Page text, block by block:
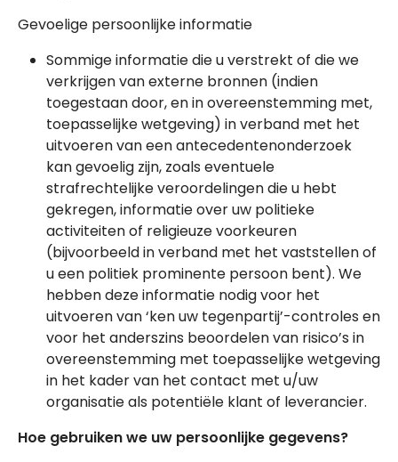
Gevoelige persoonlijke informatie
Sommige informatie die u verstrekt of die we
verkrijgen van externe bronnen (indien
toegestaan door, en in overeenstemming met,
toepasselijke wetgeving) in verband met het
uitvoeren van een antecedentenonderzoek
kan gevoelig zijn, zoals eventuele
strafrechtelijke veroordelingen die u hebt
gekregen, informatie over uw politieke
activiteiten of religieuze voorkeuren
(bijvoorbeeld in verband met het vaststellen of
u een politiek prominente persoon bent). We
hebben deze informatie nodig voor het
uitvoeren van ‘ken uw tegenpartij’-controles en
voor het anderszins beoordelen van risico’s in
overeenstemming met toepasselijke wetgeving
in het kader van het contact met u/uw
organisatie als potentiële klant of leverancier.
Hoe gebruiken we uw persoonlijke gegevens?